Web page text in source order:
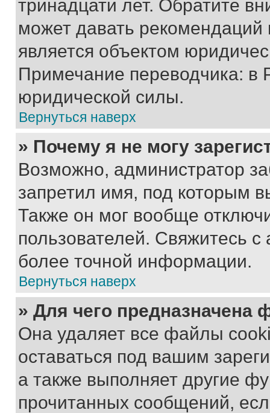
тринадцати лет. Обратите
может давать
является объектом
Примечание переводчика: в
юридической силы.
Вернуться наверх
» Почему я не могу
Возможно, администратор
запретил имя, под которым
Также он мог вообще
пользователей. Свяжитесь
более точной информации.
Вернуться наверх
» Для чего предназначена
Она удаляет все файлы
оставаться под вашим
а также выполняет другие
прочитанных сообщений,